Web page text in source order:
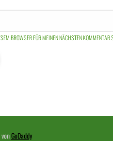
BROWSER FÜR MEINEN NÄCHSTEN KOMMENTAR
GoDaddy